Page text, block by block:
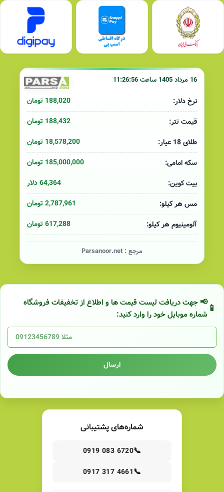
16 مرداد 1405 ساعت 11:26:56
نرخ دلار:
188,020 تومان
قیمت تتر:
188,432 تومان
طلای 18 عیار:
18,578,200 تومان
سکه امامی:
185,000,000 تومان
بیت کوین:
64,364 دلار
مس هر کیلو:
2,787,961 تومان
آلومینیوم هر کیلو:
617,288 تومان
مرجع : Parsanoor.net
📢 جهت دریافت لیست قیمت ها و اطلاع از تخفیفات فروشگاه
شماره موبایل خود را وارد کنید:
ارسال
شماره‌های پشتیبانی
📞
0919 083 6720
📞
0917 317 4661